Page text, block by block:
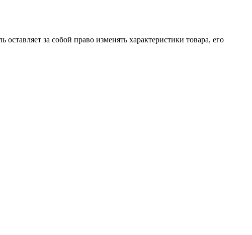
за собой право изменять характеристики товара, его